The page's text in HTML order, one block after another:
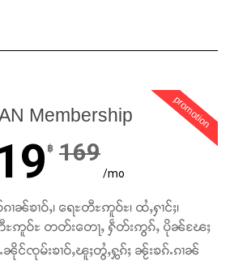
promotion
Membership
฿ 169
/mo
ၼ်ၶၢဝ်ႇ၊ ရေႊတီႊဢူဝ်ႊ၊ ထႆႇႁၢင်ႈ၊
တီႊဢူဝ်ႊ တတ်းတေႃႇ ႁဵတ်းဢွၵ်ႇ ပိုၼ်ၽႄႈ
ၼိုင်ၸုမ်းၶၢဝ်ႇၽူႈတွႆႇႁွၵ်ႈ ၼႂ်းၶၵ်ႉၵၢၼ်